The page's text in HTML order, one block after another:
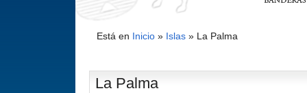
Está en Inicio» Islas» La Palma
La Palma